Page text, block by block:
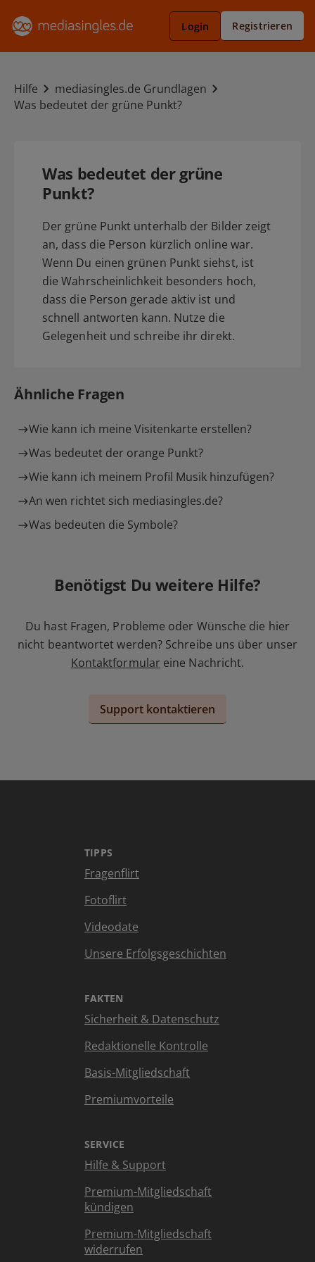
Login Registrieren
Hilfe
mediasingles.de Grundlagen
Was bedeutet der grüne Punkt?
Was bedeutet der grüne
Punkt?
Der grüne Punkt unterhalb der Bilder zeigt
an, dass die Person kürzlich online war.
Wenn Du einen grünen Punkt siehst, ist
die Wahrscheinlichkeit besonders hoch,
dass die Person gerade aktiv ist und
schnell antworten kann. Nutze die
Gelegenheit und schreibe ihr direkt.
Ähnliche Fragen
Wie kann ich meine Visitenkarte erstellen?
Was bedeutet der orange Punkt?
Wie kann ich meinem Profil Musik hinzufügen?
An wen richtet sich mediasingles.de?
Was bedeuten die Symbole?
Benötigst Du weitere Hilfe?
Du hast Fragen, Probleme oder Wünsche die hier
nicht beantwortet werden? Schreibe uns über unser
Kontaktformular eine Nachricht.
Support kontaktieren
TIPPS
Fragenflirt
Fotoflirt
Videodate
Unsere Erfolgsgeschichten
FAKTEN
Sicherheit & Datenschutz
Redaktionelle Kontrolle
Basis-Mitgliedschaft
Premiumvorteile
SERVICE
Hilfe & Support
Premium-Mitgliedschaft
kündigen
Premium-Mitgliedschaft
widerrufen